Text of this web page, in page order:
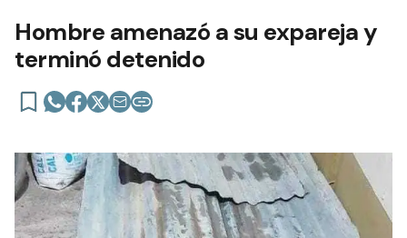
Hombre amenazó a su expareja y
terminó detenido